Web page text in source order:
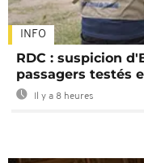
INFO
RDC : suspicion
passagers testés
Il y a 8 heures